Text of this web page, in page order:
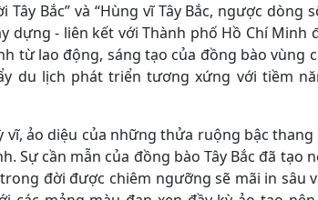
Bắc” và “Hùng vĩ Tây Bắc, ngược dòng
dựng - liên kết với Thành phố Hồ Chí Minh
từ lao động, sáng tạo của đồng bào vùng
du lịch phát triển tương xứng với tiềm
vĩ, ảo diệu của những thửa ruộng bậc
cần mẫn của đồng bào Tây Bắc đã tạo
đời được chiêm ngưỡng sẽ mãi in sâu